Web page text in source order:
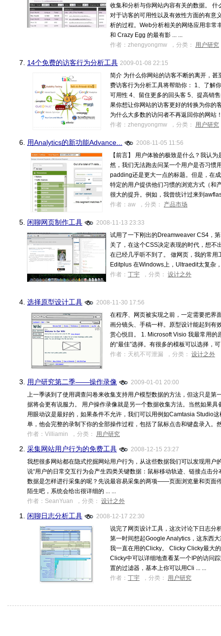
收集和分析与你网站内容有关的数据。
对于访客的可用性以及有效性方面的有意
析的过程。Web分析相关的网络应用非常
和 Crazy Egg 的最有影 ... ...
作者：zhengyongmw ，分类： 用户研究
7. 14个免费的访客行为分析工具 2009-01-08 22:15
简介 为什么你网站的访客不断的离开，
费访客行为分析工具将帮助你： 1、了解
可用性 4、留住更多的回头客 5、提高销
果你想让你网站的访客更好的转换为你的
为什么大多数的访问者不再返回你的网站
作者：zhengyongmw ，分类： 用户研究
6. 用Analytics的新功能Advance...
2008-11-05 11:56
【前言】 用户体验的极致是什么？我认
然，我们无法跑去问某一个用户是否习惯
padding还是更大一点的标题。但是，在
特定的用户提供他们习惯的浏览方式（和
很大的提升。例如，我曾统计过来到
作者：aw ，分类： 产品市场
5. 闲聊网页制作工具
2008-11-13 23:33
试用了一下刚出的Dreamweaver CS4，
关了，在这个CSS决定表现的时代，想不
在已经几乎听不到了。 做网页，我的常
Editplus 在Windows上，Ultraedit太复杂
作者： 丁宇 ，分类： 设计之外
4. 选择原型设计工具
2008-11-30 17:56
在程序、网页被实现之前，一定需要把界
画分镜头、手稿一样。原型设计能起到有
赏心悦目。 1. Microsoft Visio 我最常用
的“最佳”选择。有很多的模板可以选择，
作者：天机不可泄漏 ，分类： 设计之外
3. 用户研究第二季——操作录像
2009-01-01 20:00
上一季谈到了使用调查问卷来收集支持用户模型数据的方法，但这只是第
据将会更有说服力。 用户操作录像就是另一个数据收集方法。当然如果
用眼动议是最好的，如果条件不允许，我们可以用例如Camtasia Studio
单，他会完整的录制下你的全部操作过程，包括了鼠标点击和键盘录入。
作者：Villiamin ，分类： 用户研究
2. 采集网站用户行为的免费工具
2008-12-15 23:27
我想很多网站都在隐式挖掘网站用户行为，从这些数据我们可以发现用户
说“用户的日常交互行为会产生四类关键数据：鼠标移动轨迹、链接点击
数据是怎样进行采集的呢？先说最容易采集的两项——页面浏览量和页面
陌生吧，系统会给出很详细的 ... ...
作者：SeanYuan ，分类： 设计之外
1. 闲聊日志分析工具
2008-12-17 22:30
说完了网页设计工具，这次讨论下日志分
第一时间想起Google Analytics，这东西
我一直在用的Clicky。 Clicky Clicky最大
Clicky中可以详细地查看某一个IP的访问
置的过滤器，基本上你可以用Cli ... ...
作者： 丁宇 ，分类： 用户研究